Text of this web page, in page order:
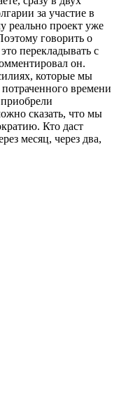
за участие в
реально проект уже
говорить о
перекладывать с
он.
которые мы
времени
сказать, что мы
Кто даст
месяц, через два,